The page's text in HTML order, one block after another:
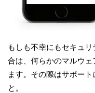
もしも不幸にもセキュ
合は、何らかのマルウ
ます。その際はサポー
と。